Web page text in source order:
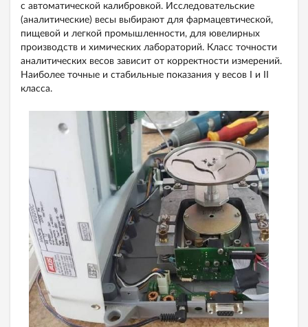
с автоматической калибровкой. Исследовательские
(аналитические) весы выбирают для фармацевтической,
пищевой и легкой промышленности, для ювелирных
производств и химических лабораторий. Класс точности
аналитических весов зависит от корректности измерений.
Наиболее точные и стабильные показания у весов I и II
класса.